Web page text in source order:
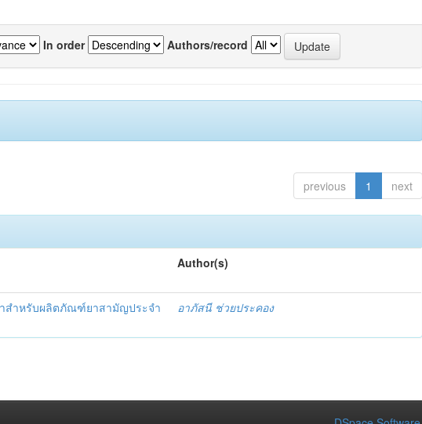
In order Authors/record
previous 1 next
Author(s)
สำหรับผลิตภัณฑ์ยาสามัญประจำ
อาภัสนี ช่วยประคอง